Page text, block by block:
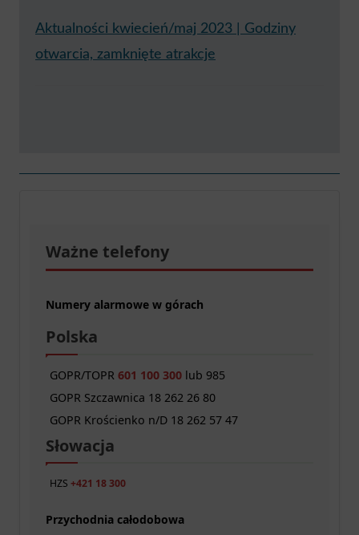
Aktualności kwiecień/maj 2023 | Godziny
otwarcia, zamknięte atrakcje
Ważne telefony
Numery alarmowe w górach
Polska
GOPR/TOPR601 100 300 lub 985
GOPR Szczawnica 18 262 26 80
GOPR Krościenko n/D 18 262 57 47
Słowacja
HZS +421 18 300
Przychodnia całodobowa